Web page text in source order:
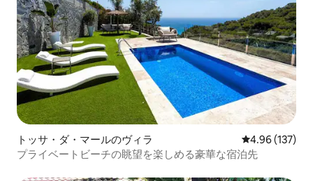
トッサ・ダ・マールのヴィラ レビュー137
4.96 (137)
プライベートビーチの眺望を楽しめる豪華な宿泊先